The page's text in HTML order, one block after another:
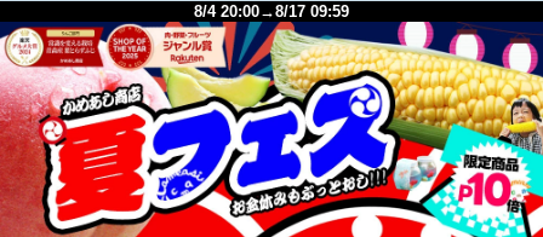
8/4 20:00→8/17 09:59